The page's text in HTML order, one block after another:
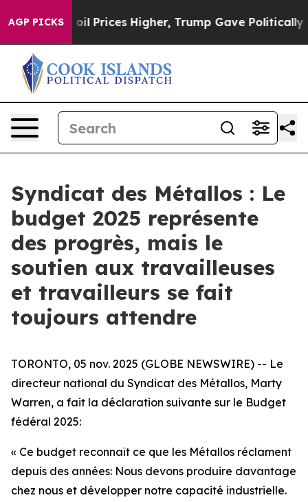
AGP PICKS
Drove oil Prices Higher, Trump Gave Politically
Syndicat des Métallos : Le
budget 2025 représente
des progrès, mais le
soutien aux travailleuses
et travailleurs se fait
toujours attendre
TORONTO, 05 nov. 2025 (GLOBE NEWSWIRE) -- Le
directeur national du Syndicat des Métallos, Marty
Warren, a fait la déclaration suivante sur le Budget
fédéral 2025:
« Ce budget reconnaît ce que les Métallos réclament
depuis des années: Nous devons produire davantage
chez nous et développer notre capacité industrielle.